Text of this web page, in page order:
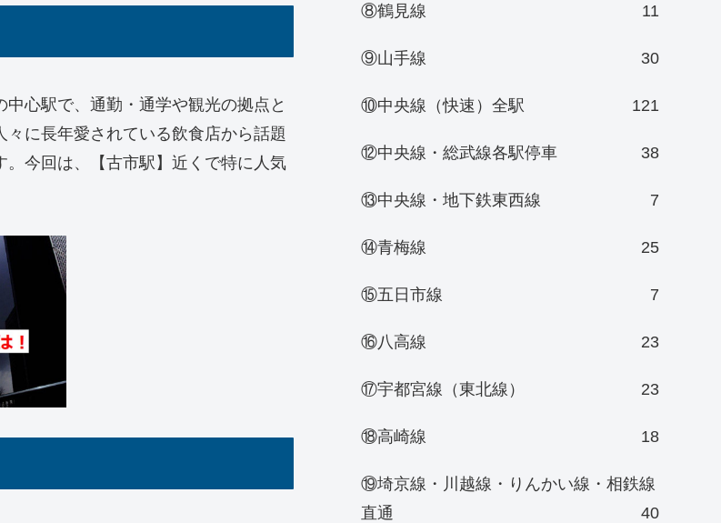
心駅で、通勤・通学や観光の拠点と
に長年愛されている飲食店から話題
今回は、【古市駅】近くで特に人気
⑧鶴見線 11
⑨山手線 30
⑩中央線（快速）全駅 121
⑫中央線・総武線各駅停車 38
⑬中央線・地下鉄東西線 7
⑭青梅線 25
⑮五日市線 7
⑯八高線 23
⑰宇都宮線（東北線） 23
⑱高崎線 18
⑲埼京線・川越線・りんかい線・相鉄線
直通
40